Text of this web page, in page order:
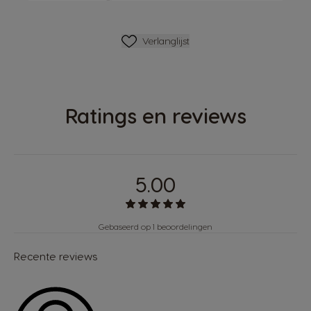
Verlanglijstje
Verlanglijst
Ratings en reviews
5.00
Gebaseerd op 1 beoordelingen
Recente reviews